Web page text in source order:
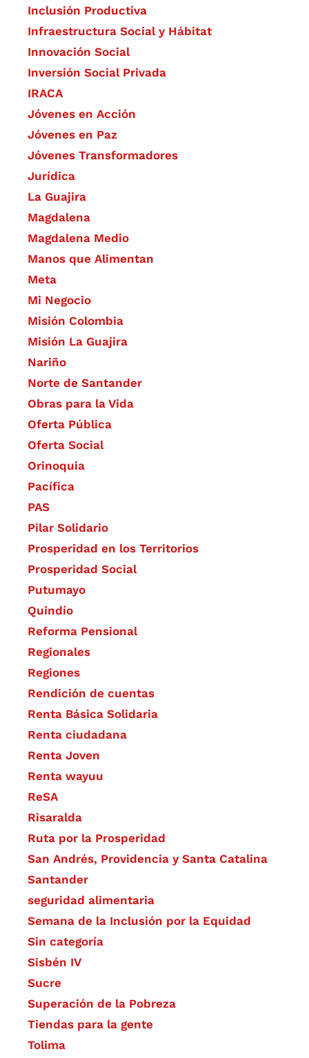
Inclusión Productiva
Infraestructura Social y Hábitat
​Innovación Social
Inversión Social Privada
IRACA
Jóvenes en Acción
Jóvenes en Paz
Jóvenes Transformadores
Jurídica
La Guajira
Magdalena
Magdalena Medio
Manos que Alimentan
Meta
Mi Negocio
Misión Colombia
Misión La Guajira
Nariño
Norte de Santander
Obras para la Vida
Oferta Pública
Oferta Social​​
Orinoquia
Pacífica
PAS
Pilar Solidario
Prosperidad en los Territorios
Prosperidad Social
Putumayo
Quindío
Reforma Pensional
Regionales
Regiones
Rendición de cuentas
Renta Básica Solidaria
Renta ciudadana
Renta Joven
Renta wayuu
ReSA
Risaralda
Ruta por la Prosperidad
San Andrés, Providencia y Santa Catalina
Santander
seguridad alimentaria
Semana de la Inclusión por la Equidad
Sin categoría
Sisbén IV
Sucre
Superación de la Pobreza
Tiendas para la gente
Tolima